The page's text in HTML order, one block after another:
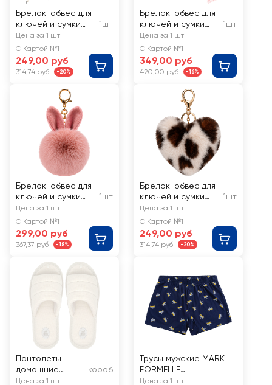
Брелок-обвес для
ключей и сумки
CITY HOME TRADE
Бантик, Арт. TRIN38
1шт
Цена за 1 шт
С Картой №1
249,00 руб
314,74 руб -20%
Брелок-обвес для
ключей и сумки
CITY HOME TRADE
Бантик, Арт. TRIN40
1шт
Цена за 1 шт
С Картой №1
349,00 руб
420,00 руб -16%
Брелок-обвес для
ключей и сумки
CITY HOME TRADE
Пушок, Арт. TRIN44
1шт
Цена за 1 шт
С Картой №1
299,00 руб
367,37 руб -18%
Брелок-обвес для
ключей и сумки
CITY HOME TRADE
Сердце пушистое,
Арт. TRIN47
1шт
Цена за 1 шт
С Картой №1
249,00 руб
314,74 руб -20%
Пантолеты
домашние
женские LUCKY
короб
Цена за 1 шт
Трусы мужские MARK
FORMELLE
троллейбусы на
Цена за 1 шт